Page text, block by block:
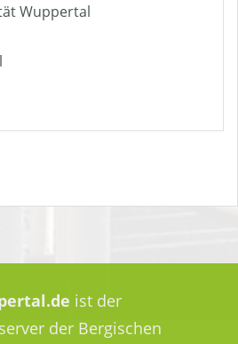
Wuppertal
ist der
der Bergischen